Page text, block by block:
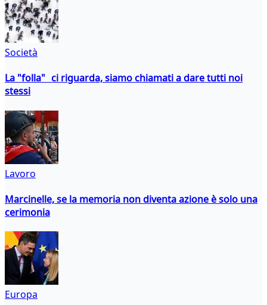
Società
La "folla" ci riguarda, siamo chiamati a dare tutti noi
stessi
Lavoro
Marcinelle, se la memoria non diventa azione è solo una
cerimonia
Europa